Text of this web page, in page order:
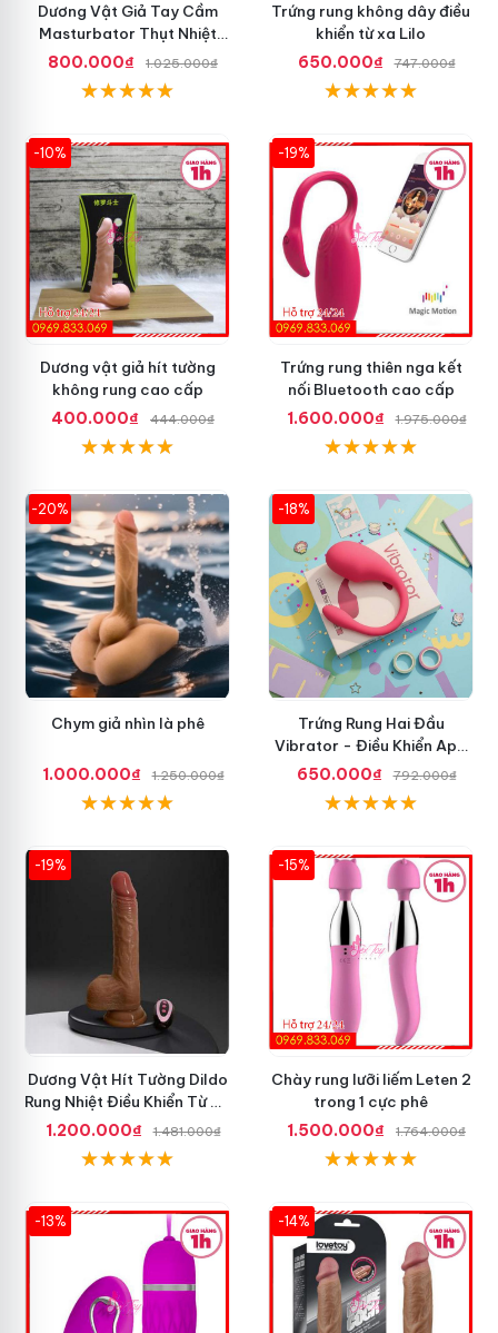
Dương Vật Giả Tay Cầm
Masturbator Thụt Nhiệt
Liếm Rung
800.000₫ 1.025.000₫
Trứng rung không dây điều
khiển từ xa Lilo
650.000₫
747.000₫
-10%
Dương vật giả hít tường
không rung cao cấp
400.000₫
444.000₫
-19%
Trứng rung thiên nga kết
nối Bluetooth cao cấp
1.600.000₫
1.975.000₫
-20%
Chym giả nhìn là phê
1.000.000₫ 1.250.000₫
-18%
Trứng Rung Hai Đầu
Vibrator - Điều Khiển App
Điện Thoại
650.000₫ 792.000₫
-19%
Dương Vật Hít Tường Dildo
Rung Nhiệt Điều Khiển Từ Xa
Tốt Nhất
1.200.000₫ 1.481.000₫
-15%
Chày rung lưỡi liếm Leten 2
trong 1 cực phê
1.500.000₫
1.764.000₫
-13% -14%